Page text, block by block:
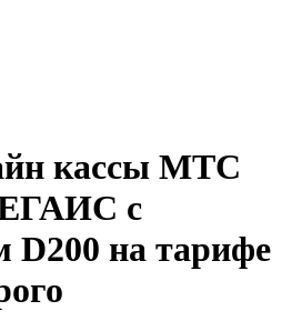
кассы МТС
ЕГАИС с
D200 на тарифе